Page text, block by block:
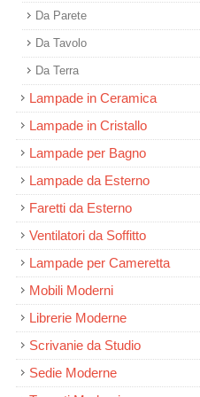
Da Parete
Da Tavolo
Da Terra
Lampade in Ceramica
Lampade in Cristallo
Lampade per Bagno
Lampade da Esterno
Faretti da Esterno
Ventilatori da Soffitto
Lampade per Cameretta
Mobili Moderni
Librerie Moderne
Scrivanie da Studio
Sedie Moderne